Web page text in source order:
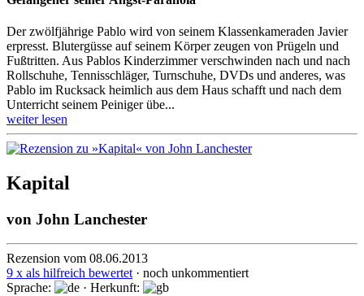
Der zwölfjährige Pablo wird von seinem Klassenkameraden Javier
erpresst. Blutergüsse auf seinem Körper zeugen von Prügeln und
Fußtritten. Aus Pablos Kinderzimmer verschwinden nach und nach
Rollschuhe, Tennisschläger, Turnschuhe, DVDs und anderes, was
Pablo im Rucksack heimlich aus dem Haus schafft und nach dem
Unterricht seinem Peiniger übe...
weiter lesen
Kapital
von John Lanchester
Rezension vom 08.06.2013
9 x als hilfreich bewertet · noch unkommentiert
Sprache:
· Herkunft: